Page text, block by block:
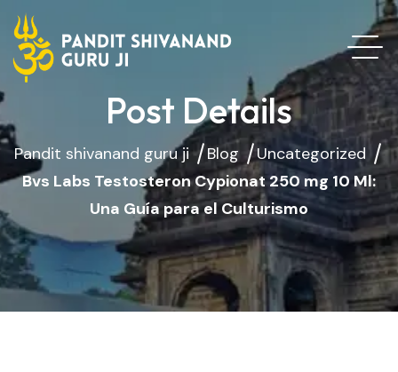
Post Details
Pandit shivanand guru ji Blog
Uncategorized
Bvs Labs Testosteron Cypionat 250 mg 10 Ml:
Una Guía para el Culturismo